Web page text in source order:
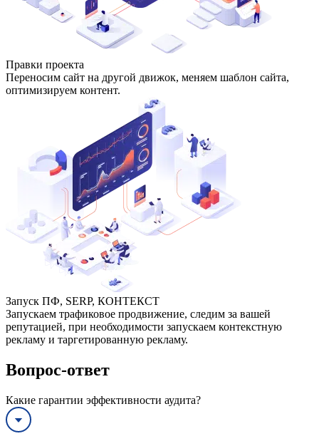
Правки проекта
Переносим сайт на другой движок, меняем шаблон сайта,
оптимизируем контент.
Запуск ПФ, SERP, КОНТЕКСТ
Запускаем трафиковое продвижение, следим за вашей
репутацией, при необходимости запускаем контекстную
рекламу и таргетированную рекламу.
Вопрос-ответ
Какие гарантии эффективности аудита?